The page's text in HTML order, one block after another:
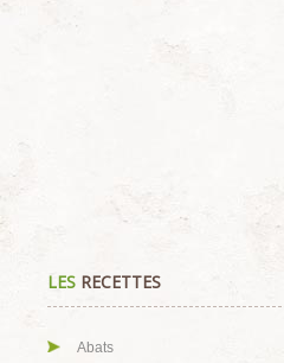
LES RECETTES
Abats